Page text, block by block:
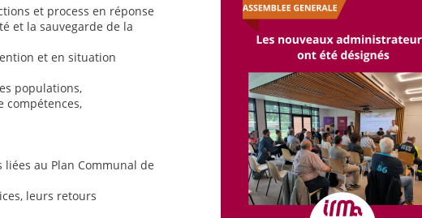
et process en réponse
et la sauvegarde de la
et en situation
populations,
compétences,
au Plan Communal de
leurs retours